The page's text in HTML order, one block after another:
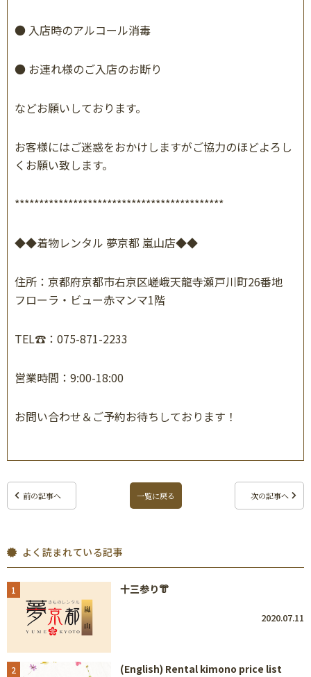
● 入店時のアルコール消毒
● お連れ様のご入店のお断り
などお願いしております。
お客様にはご迷惑をおかけしますがご協力のほどよろし
くお願い致します。
*******************************************
◆◆着物レンタル 夢京都 嵐山店◆◆
住所：京都府京都市右京区嵯峨天龍寺瀬戸川町26番地
フローラ・ビュー赤マンマ1階
TEL☎︎ ： 075-871-2233
営業時間： 9:00-18:00
お問い合わせ＆ご予約お待ちしております！
前の記事へ 一覧に戻る 次の記事へ
よく読まれている記事
1 十三参り👘
2020.07.11
2 (English) Rental kimono price list